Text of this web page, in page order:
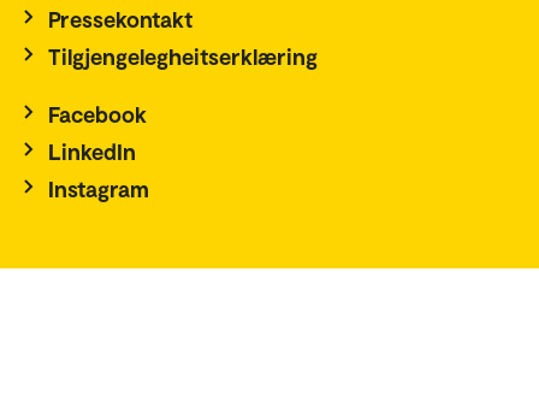
Pressekontakt
Tilgjengelegheitserklæring
Facebook
LinkedIn
Instagram